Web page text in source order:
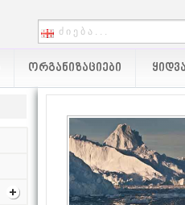
ᲝᲠᲒᲐᲜᲘᲖᲐᲪᲘᲔᲑᲘ